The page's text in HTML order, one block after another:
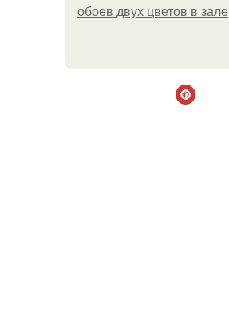
обоев двух цветов в зале